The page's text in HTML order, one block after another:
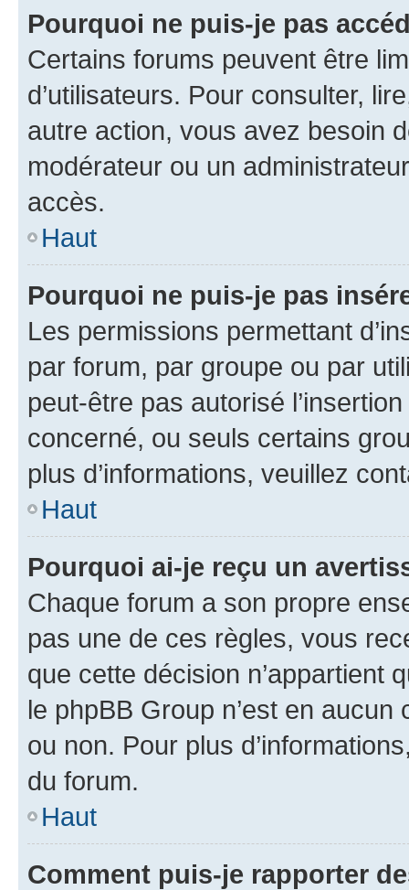
Pourquoi ne puis-je pas
Certains forums peuvent être
d’utilisateurs. Pour consulter,
autre action, vous avez besoin
modérateur ou un
accès.
Haut
Pourquoi ne puis-je pas
Les permissions permettant
par forum, par groupe ou par
peut-être pas autorisé
concerné, ou seuls certains
plus d’informations, veuillez
Haut
Pourquoi ai-je reçu un
Chaque forum a son propre
pas une de ces règles, vous
que cette décision n’appartient
le phpBB Group n’est en
ou non. Pour plus
du forum.
Haut
Comment puis-je rapporter